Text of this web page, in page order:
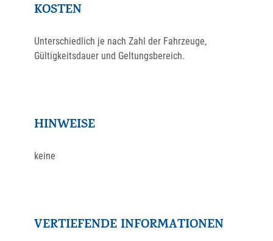
KOSTEN
Unterschiedlich je nach Zahl der Fahrzeuge,
Gültigkeitsdauer und Geltungsbereich.
HINWEISE
keine
VERTIEFENDE INFORMATIONEN